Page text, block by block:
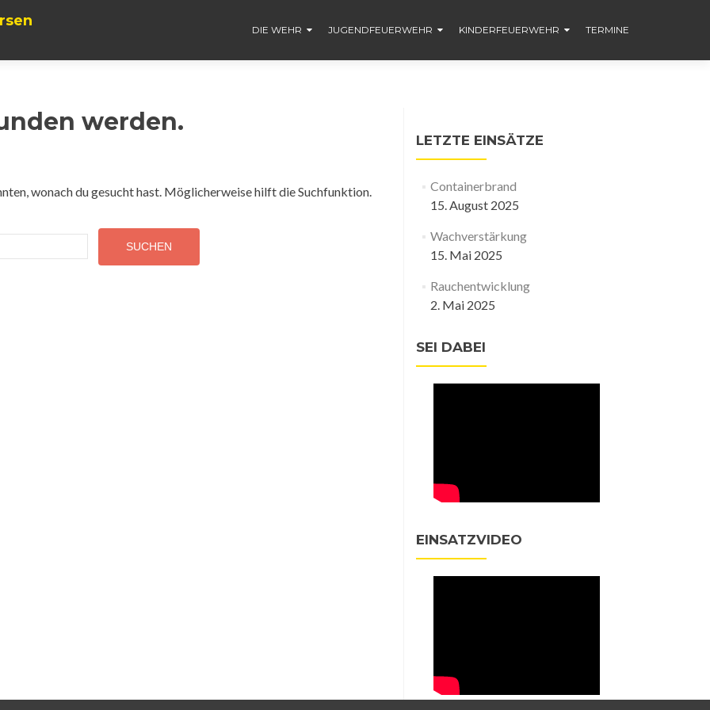
DIE WEHR JUGENDFEUERWEHR KINDERFEUERWEHR TERMINE
werden.
wonach du gesucht hast. Möglicherweise hilft die Suchfunktion.
LETZTE EINSÄTZE
Containerbrand
15. August 2025
Wachverstärkung
15. Mai 2025
Rauchentwicklung
2. Mai 2025
SEI DABEI
EINSATZVIDEO